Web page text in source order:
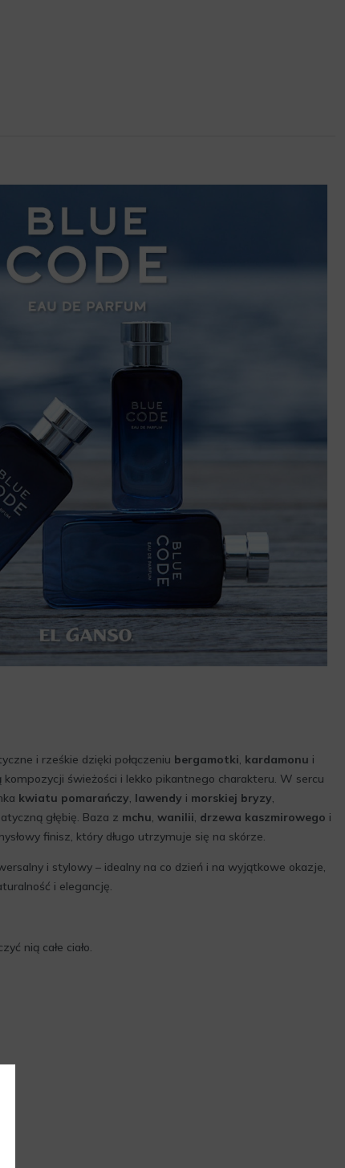
i rześkie dzięki połączeniu bergamotki, kardamonu i
kompozycji świeżości i lekko pikantnego charakteru. W sercu
kwiatu pomarańczy, lawendy i morskiej bryzy,
głębię. Baza z mchu, wanilii, drzewa kaszmirowego i
finisz, który długo utrzymuje się na skórze.
i stylowy – idealny na co dzień i na wyjątkowe okazje,
i elegancję.
nią całe ciało.